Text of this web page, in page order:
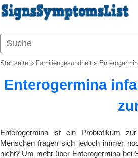
Startseite» Familiengesundheit»
Enterogermina
Enterogermina ist ein Probiotikum
Menschen fragen sich jedoch immer
nicht? Um mehr über Enterogermina bei